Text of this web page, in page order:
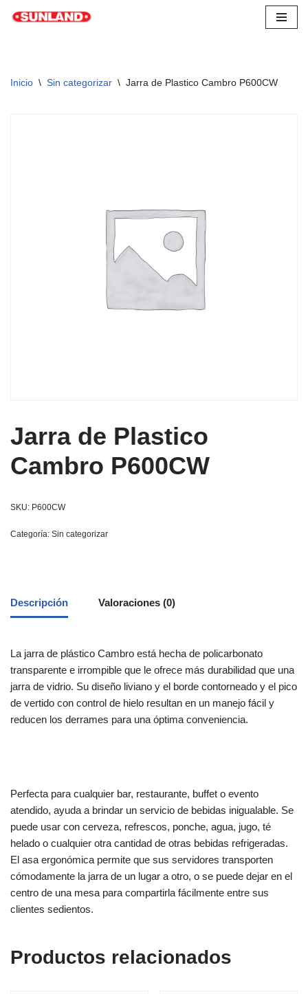
Inicio \ Sin categorizar \ Jarra de Plastico Cambro P600CW
Jarra de Plastico
Cambro P600CW
SKU: P600CW
Categoría: Sin categorizar
Descripción Valoraciones (0)
La jarra de plástico Cambro está hecha de policarbonato
transparente e irrompible que le ofrece más durabilidad que una
jarra de vidrio. Su diseño liviano y el borde contorneado y el pico
de vertido con control de hielo resultan en un manejo fácil y
reducen los derrames para una óptima conveniencia.
Perfecta para cualquier bar, restaurante, buffet o evento
atendido, ayuda a brindar un servicio de bebidas inigualable. Se
puede usar con cerveza, refrescos, ponche, agua, jugo, té
helado o cualquier otra cantidad de otras bebidas refrigeradas.
El asa ergonómica permite que sus servidores transporten
cómodamente la jarra de un lugar a otro, o se puede dejar en el
centro de una mesa para compartirla fácilmente entre sus
clientes sedientos.
Productos relacionados